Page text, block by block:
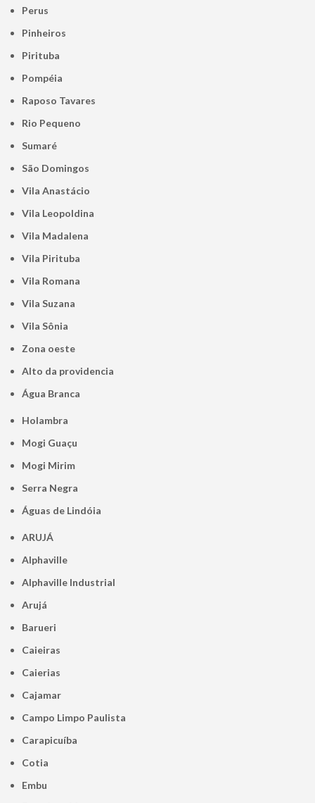
Perus
Pinheiros
Pirituba
Pompéia
Raposo Tavares
Rio Pequeno
Sumaré
São Domingos
Vila Anastácio
Vila Leopoldina
Vila Madalena
Vila Pirituba
Vila Romana
Vila Suzana
Vila Sônia
Zona oeste
alto da providencia
Água Branca
Holambra
Mogi Guaçu
Mogi Mirim
Serra Negra
Águas de Lindóia
ARUJÁ
Alphaville
Alphaville Industrial
Arujá
Barueri
Caieiras
Caierias
Cajamar
Campo Limpo Paulista
Carapicuíba
Cotia
Embu